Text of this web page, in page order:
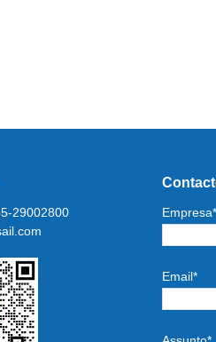
29002800
Empresa*
Email*